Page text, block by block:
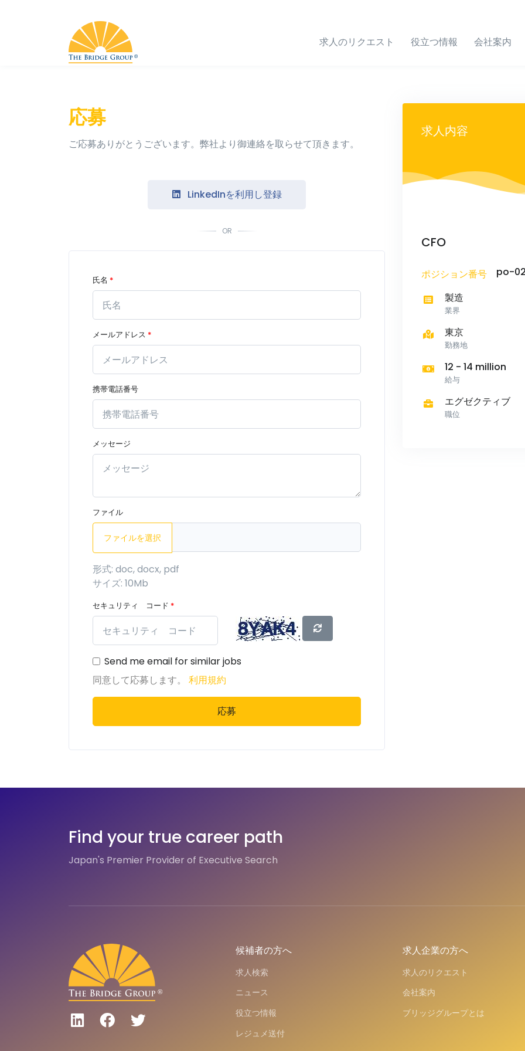
求人のリクエスト 役立つ情報 会社案内
応募
ご応募ありがとうございます。弊社より御連絡を取らせて頂きます。
LinkedInを利用し登録
OR
氏名 *
メールアドレス *
携帯電話番号
メッセージ
ファイル
ファイルを選択
形式: doc, docx, pdf
サイズ: 10Mb
セキュリティ コード *
Send me email for similar jobs
同意して応募します。 利用規約
応募
求人内容
CFO
ポジション番号
po-
製造
業界
東京
勤務地
12 - 14 million
給与
エグゼクティブ
職位
Find your true career path
Japan's Premier Provider of Executive Search
候補者の方へ
求人検索
ニュース
役立つ情報
レジュメ送付
求人企業の方へ
求人のリクエスト
会社案内
ブリッジグループとは